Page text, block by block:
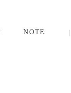
NOTE